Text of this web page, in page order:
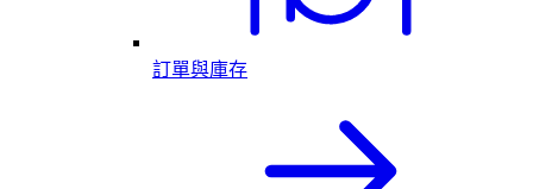
訂單與庫存